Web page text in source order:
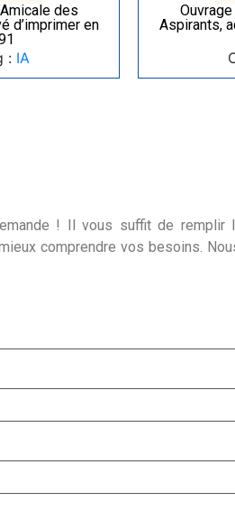
des
d’imprimer en
: IA
Aspirants,
! Il vous suffit de remplir
comprendre vos besoins.